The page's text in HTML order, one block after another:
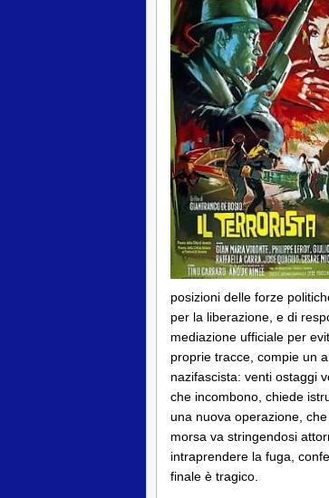
posizioni delle forze
per la liberazione, e di
mediazione ufficiale per
proprie tracce, compie un
nazifascista: venti ostaggi
che incombono, chiede
una nuova operazione,
morsa va stringendosi
intraprendere la fuga,
finale è tragico.